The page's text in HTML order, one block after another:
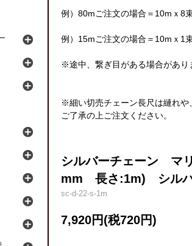
例）80mご注文の場合＝10mｘ8
例）15mご注文の場合＝10mｘ1
※途中、繋ぎ目がある場合があり
※細い切売チェーン長尺は縺れや
ご了承の上ご注文ください。
シルバーチェーン マ
mm 長さ:1m) シル
sc-d-22-s-1m
7,920円(税720円)